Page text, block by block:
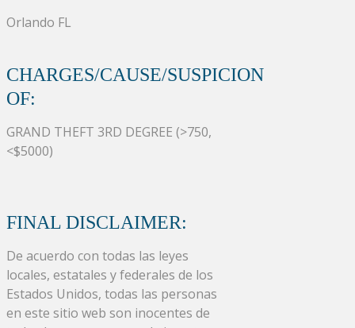
Orlando FL
CHARGES/CAUSE/SUSPICION
OF:
GRAND THEFT 3RD DEGREE (>750,
<$5000)
FINAL DISCLAIMER:
De acuerdo con todas las leyes
locales, estatales y federales de los
Estados Unidos, todas las personas
en este sitio web son inocentes de